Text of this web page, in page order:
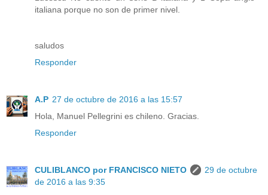
italiana porque no son de primer nivel.
saludos
Responder
A.P 27 de octubre de 2016 a las 15:57
Hola, Manuel Pellegrini es chileno. Gracias.
Responder
CULIBLANCO por FRANCISCO NIETO
29 de octubre
de 2016 a las 9:35